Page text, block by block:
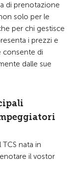
di prenotazione
solo per le
per chi gestisce
i prezzi e
consente di
dalle sue
nata in
il vostor